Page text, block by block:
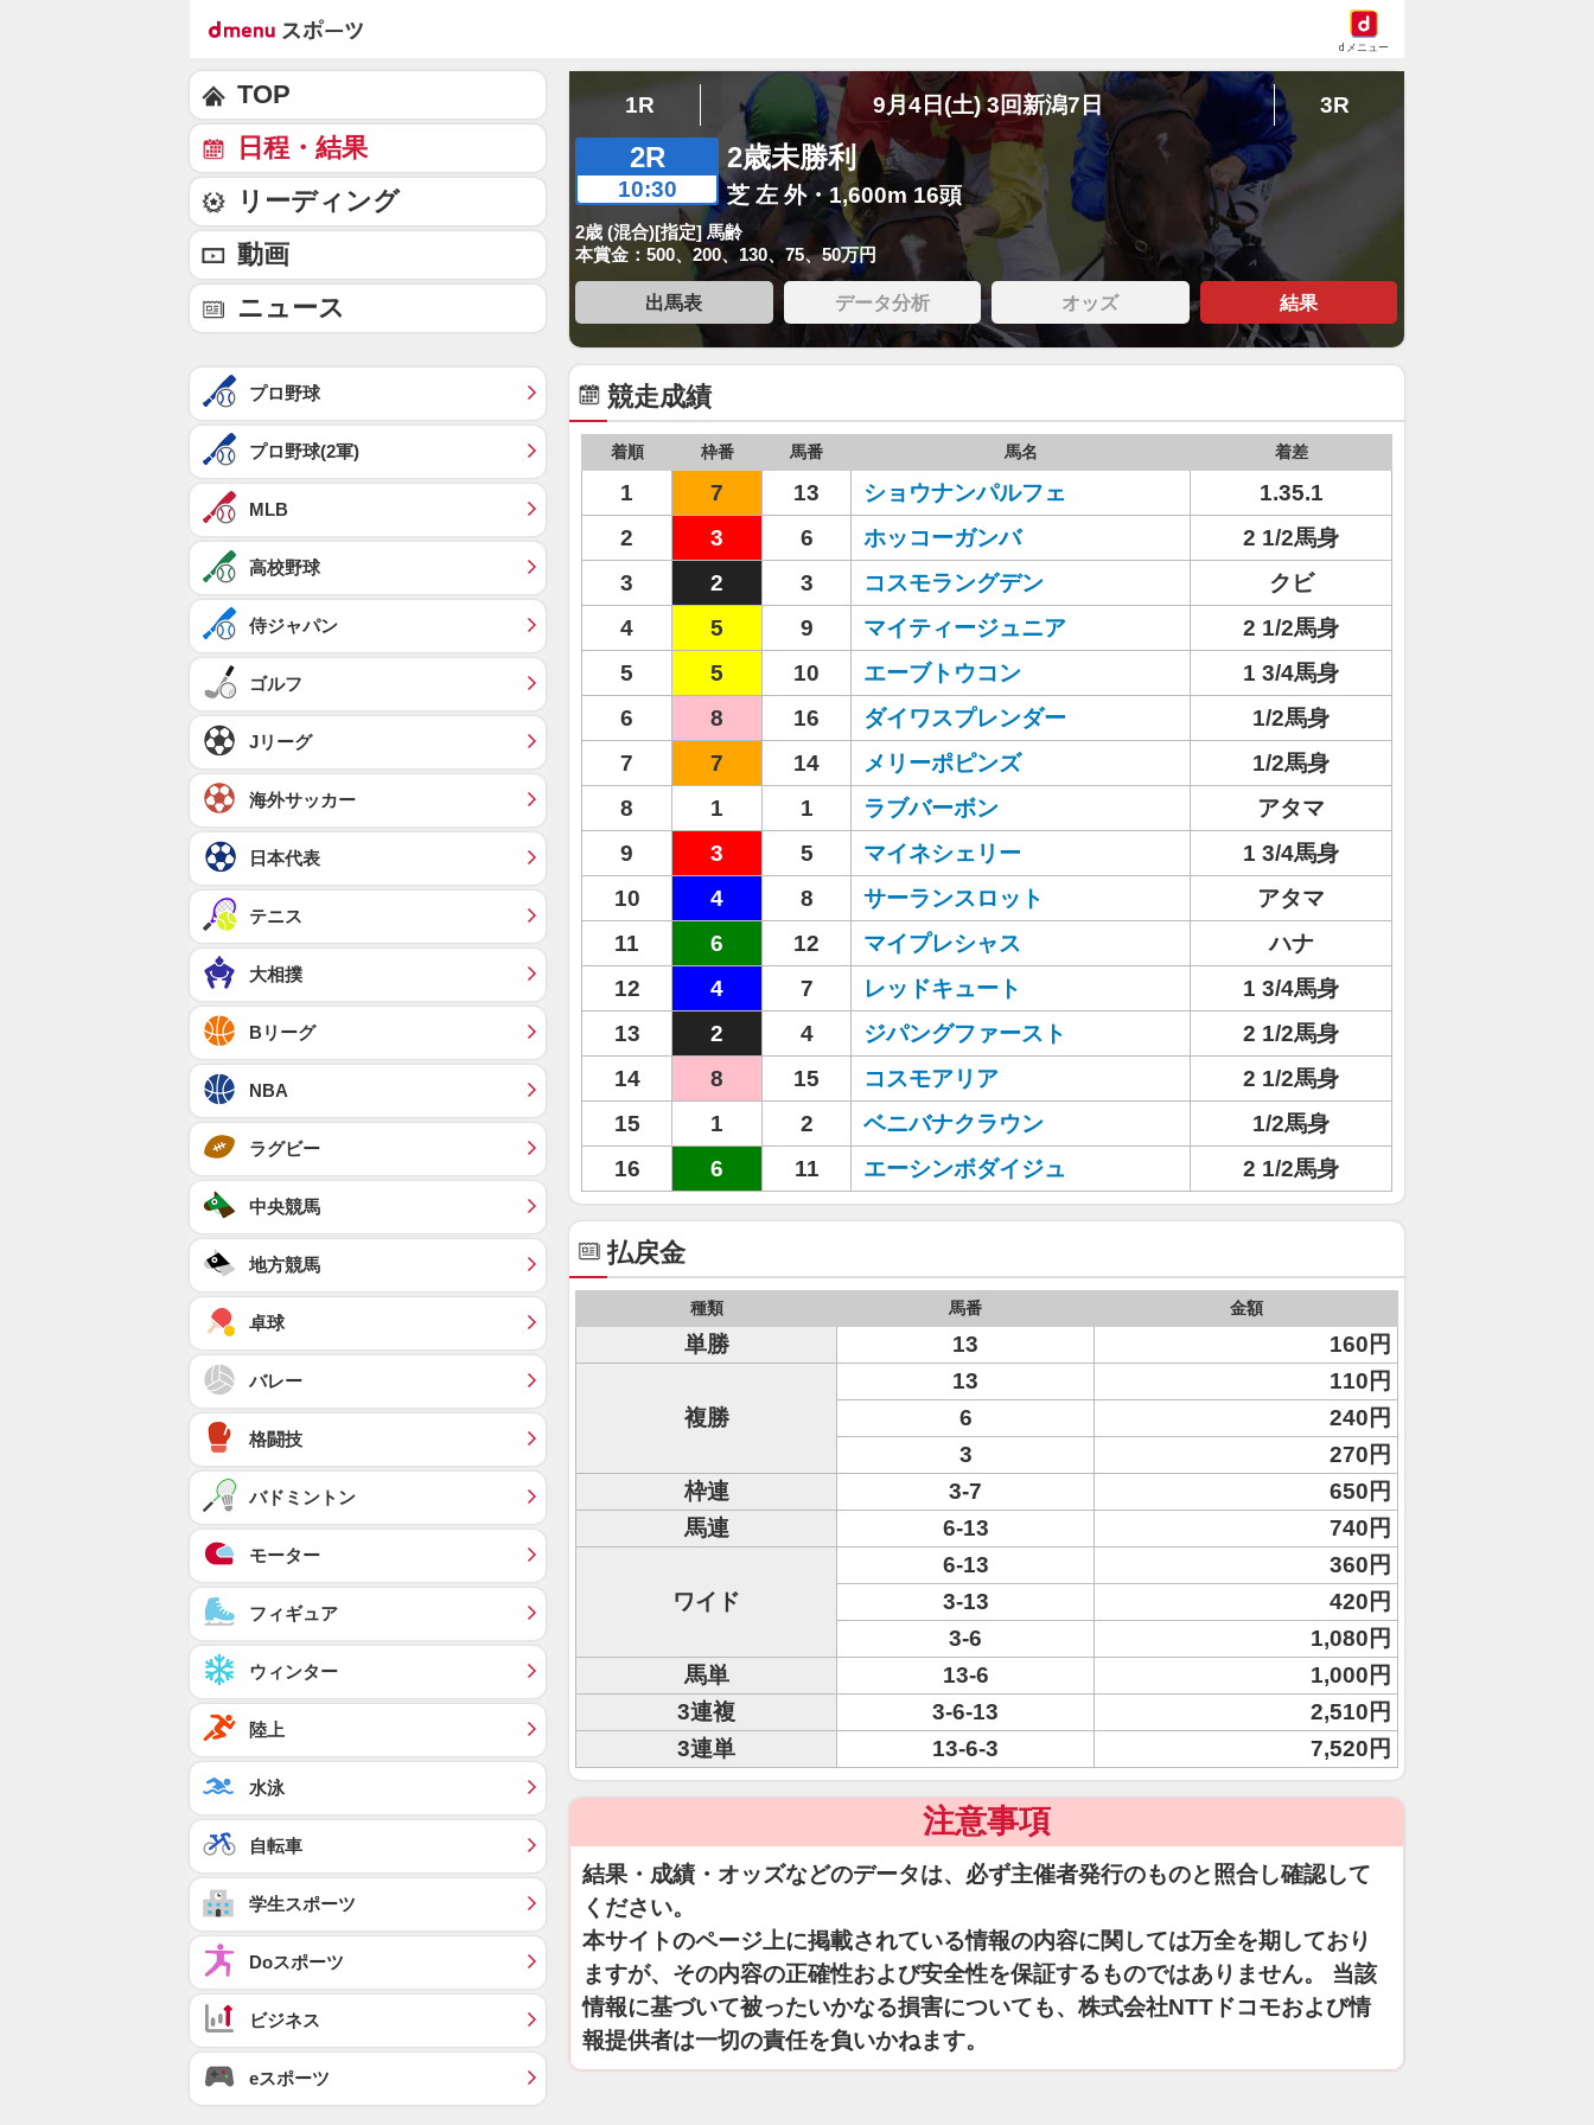
dメニュー
1R 9月4日(土) 3回新潟7日 3R
2R
10:30
2歳未勝利
芝 左 外・1,600m 16頭
2歳 (混合)[指定] 馬齢
本賞金：500、200、130、75、50万円
出馬表 データ分析 オッズ 結果
競走成績
着順 枠番 馬番 馬名 着差
1 7 13 ショウナンパルフェ
1.35.1
2
3 6 ホッコーガンバ
2 1/2馬身
3
2 3 コスモラングデン
クビ
4
5 9 マイティージュニア
2 1/2馬身
5
5 10 エーブトウコン
1 3/4馬身
6
8 16 ダイワスプレンダー
1/2馬身
7
7 14 メリーポピンズ
1/2馬身
8
1 1 ラブバーボン
アタマ
9
3 5 マイネシェリー
1 3/4馬身
10
4 8 サーランスロット
アタマ
11
6 12 マイプレシャス
ハナ
12
4 7 レッドキュート
1 3/4馬身
13
2 4 ジパングファースト
2 1/2馬身
14
8 15 コスモアリア
2 1/2馬身
15
1 2 ベニバナクラウン
1/2馬身
16
6 11 エーシンボダイジュ 2 1/2馬身
払戻金
種類 馬番 金額
単勝 13 160円
複勝
13
110円
6
240円
3
270円
枠連
3-7
650円
馬連
6-13 740円
ワイド
6-13
360円
3-13
420円
3-6
1,080円
馬単
13-6
1,000円
3連複
3-6-13
2,510円
3連単
13-6-3 7,520円
注意事項
結果・成績・オッズなどのデータは、必ず主催者発行のものと照合し確認して
ください。
本サイトのページ上に掲載されている情報の内容に関しては万全を期しており
ますが、その内容の正確性および安全性を保証するものではありません。 当該
情報に基づいて被ったいかなる損害についても、株式会社NTTドコモおよび情
報提供者は一切の責任を負いかねます。
TOP
日程・結果
リーディング
動画
ニュース
プロ野球
プロ野球(2軍)
MLB
高校野球
侍ジャパン
ゴルフ
Jリーグ
海外サッカー
日本代表
テニス
大相撲
Bリーグ
NBA
ラグビー
中央競馬
地方競馬
卓球
バレー
格闘技
バドミントン
モーター
フィギュア
ウィンター
陸上
水泳
自転車
学生スポーツ
Doスポーツ
ビジネス
eスポーツ